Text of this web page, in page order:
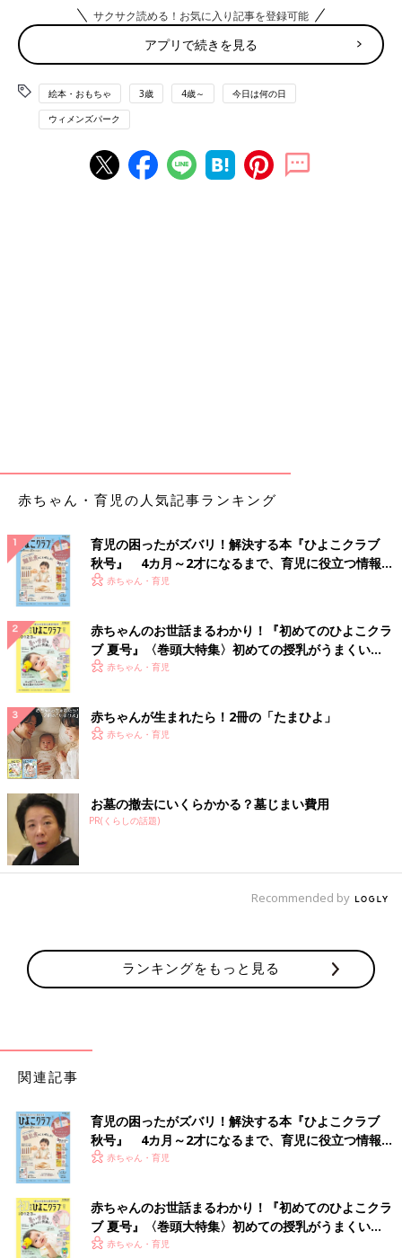
「鉄道博物館も大宮、京都、名古屋（リニア鉄道館）制覇しまし
た。ドクターイエローも今年初めて見ました！（品川駅近辺で遭
遇）まだ、イーストアイには出会ってません」
三大鉄博制覇は基本中の基本!?
旅行やお出かけは当然「鉄」関係です。
「先日は岩手に旅行で行き、盛岡駅で、こまちとの連結する作業
に遭遇してワクワク。離れる所ももちろん動画に収めています」
ーズ、新幹線を勧めましたが頑として譲らず貨物。2歳の誕生日
でした」
子鉄であることが、勉強に役立つうれしい効果も!?
「習っていない漢字も、電車関連で使われていればほぼ読める。
電車好きのおかげで、未就学時代から時計も漢字も地理も習得で
きて、かなり良かったと思います」
では、子鉄を持つ「ママ鉄あるある」は？
「お出かけの際には、子どもの喜びそうな経路を考えてしまう。
夏休みのお出かけ、親子で車で行けばいいのに、片道だけ母子で
アーバンライナーに乗ってしまった。駅でしまかぜやらビスタカ
ーやら見てご満悦でした」
「通勤中、珍しい電車をみると写真を撮りたくなってしまう」
「スマホの中に普通に電車の写真データがある」
る」
ママ鉄のスマホの写真フォルダは子どもと鉄道への愛に満ちてい
勢を見せたから･･･
57CRAZYさん。相方は1人娘の池田レイラさ
ん。2016年にコンビ結成後、「M‐1グランプ
リ」にアマチュアとして出場し、その後はプロ
の思春期にどんなふうにして接していたのでし
ょうか。全2回インタビューの後編です。
■文中のコメントはすべて、『ウィメンズパーク』（2022年1月
末まで）の投稿からの抜粋です。
※この記事は「たまひよONLINE」で過去に公開されたもので
す。
サクサク読める！お気に入り記事を登録可能
アプリで続きを見る
絵本・おもちゃ 3歳 4歳～ 今日は何の日
ウィメンズパーク
赤ちゃん・育児の人気記事ランキング
育児の困ったがズバリ！解決する本『ひよこクラブ
秋号』 4カ月～2才になるまで、育児に役立つ情報が
いっぱい！
赤ちゃん・育児
赤ちゃんのお世話まるわかり！『初めてのひよこクラ
ブ 夏号』〈巻頭大特集〉初めての授乳がうまくい
く！ おっぱい・ミルクの基本と夏のトラブル 解決テ
赤ちゃん・育児
赤ちゃんが生まれたら！2冊の「たまひよ」
赤ちゃん・育児
お墓の撤去にいくらかかる？墓じまい費用
PR(くらしの話題)
Recommended by
ランキングをもっと見る
関連記事
育児の困ったがズバリ！解決する本『ひよこクラブ
秋号』 4カ月～2才になるまで、育児に役立つ情報が
いっぱい！
赤ちゃん・育児
赤ちゃんのお世話まるわかり！『初めてのひよこクラ
ブ 夏号』〈巻頭大特集〉初めての授乳がうまくい
く！ おっぱい・ミルクの基本と夏のトラブル 解決テ
赤ちゃん・育児